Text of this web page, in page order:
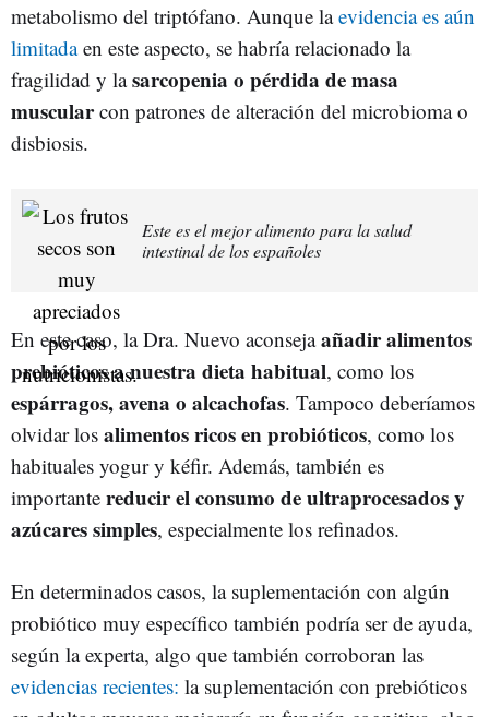
metabolismo del triptófano. Aunque laevidencia es aún
limitadaen este aspecto, se habría relacionado la
fragilidad y lasarcopenia o pérdida de masa
muscularcon patrones de alteración del microbioma o
disbiosis.
Este es el mejor alimento para la salud
intestinal de los españoles
En este caso, la Dra. Nuevo aconsejaañadir alimentos
prebióticos a nuestra dieta habitual, como los
espárragos, avena o alcachofas. Tampoco deberíamos
olvidar los alimentos ricos en probióticos, como los
habituales yogur y kéfir. Además, también es
importante reducir el consumo de ultraprocesados y
azúcares simples, especialmente los refinados.
En determinados casos, la suplementación con algún
probiótico muy específico también podría ser de ayuda,
según la experta, algo que también corroboran las
evidencias recientes: la suplementación con prebióticos